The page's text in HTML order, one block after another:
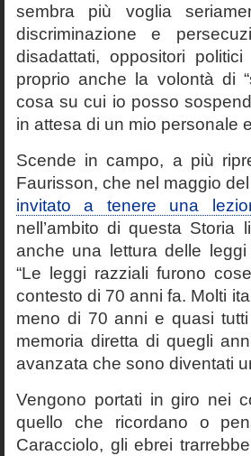
sembra più voglia
discriminazione e
disadattati, oppositori
proprio anche la volontà di
cosa su cui io posso
in attesa di un mio personale
Scende in campo, a più
Faurisson, che nel maggio
invitato a tenere una
nell’ambito di questa Storia
anche una lettura delle
“Le leggi razziali furono
contesto di 70 anni fa. Molti
meno di 70 anni e quasi
memoria diretta di quegli
avanzata che sono diventati
Vengono portati in giro nei
quello che ricordano o
Caracciolo, gli ebrei